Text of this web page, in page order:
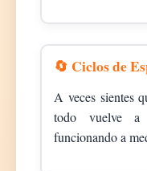
🔄 Ciclos de
A veces sientes
todo vuelve
funcionando a